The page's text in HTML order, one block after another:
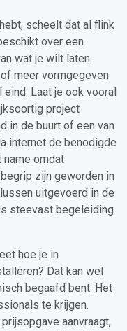
scheelt dat al flink
over een
wat je wilt laten
meer vormgegeven
Laat je ook vooral
project
in de buurt of een van
internet de benodigde
omdat
zijn geworden in
uitgevoerd in de
steevast begeleiding
hoe je in
Dat kan wel
begaafd bent. Het
te krijgen.
aanvraagt,